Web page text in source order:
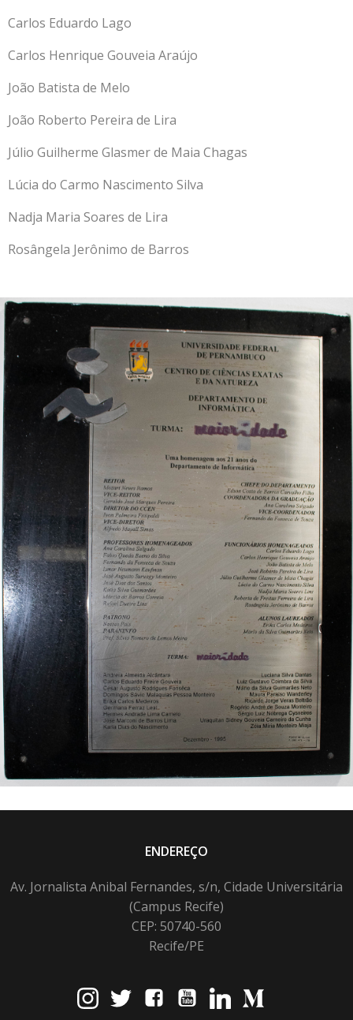
Carlos Eduardo Lago
Carlos Henrique Gouveia Araújo
João Batista de Melo
João Roberto Pereira de Lira
Júlio Guilherme Glasmer de Maia Chagas
Lúcia do Carmo Nascimento Silva
Nadja Maria Soares de Lira
Rosângela Jerônimo de Barros
ENDEREÇO
Av. Jornalista Anibal Fernandes, s/n, Cidade Universitária
(Campus Recife)
CEP: 50740-560
Recife/PE